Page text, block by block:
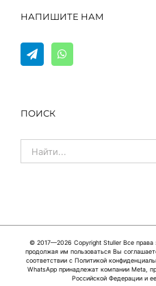
НАПИШИТЕ НАМ
ПОИСК
© 2017—2026 Copyright StullerВсе права
продолжая им пользоваться Вы
соответствии с Политикой
WhatsApp принадлежат компании Meta,
Российской Федерации и